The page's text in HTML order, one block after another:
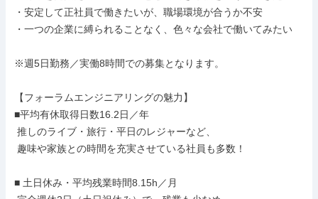
・安定して正社員で働きたいが、職場環境が合うか不安
・一つの企業に縛られることなく、色々な会社で働いてみたい
※週5日勤務／実働8時間での募集となります。
【フォーラムエンジニアリングの魅力】
■平均有休取得日数16.2日／年
■ 土日休み・平均残業時間8.15h／月